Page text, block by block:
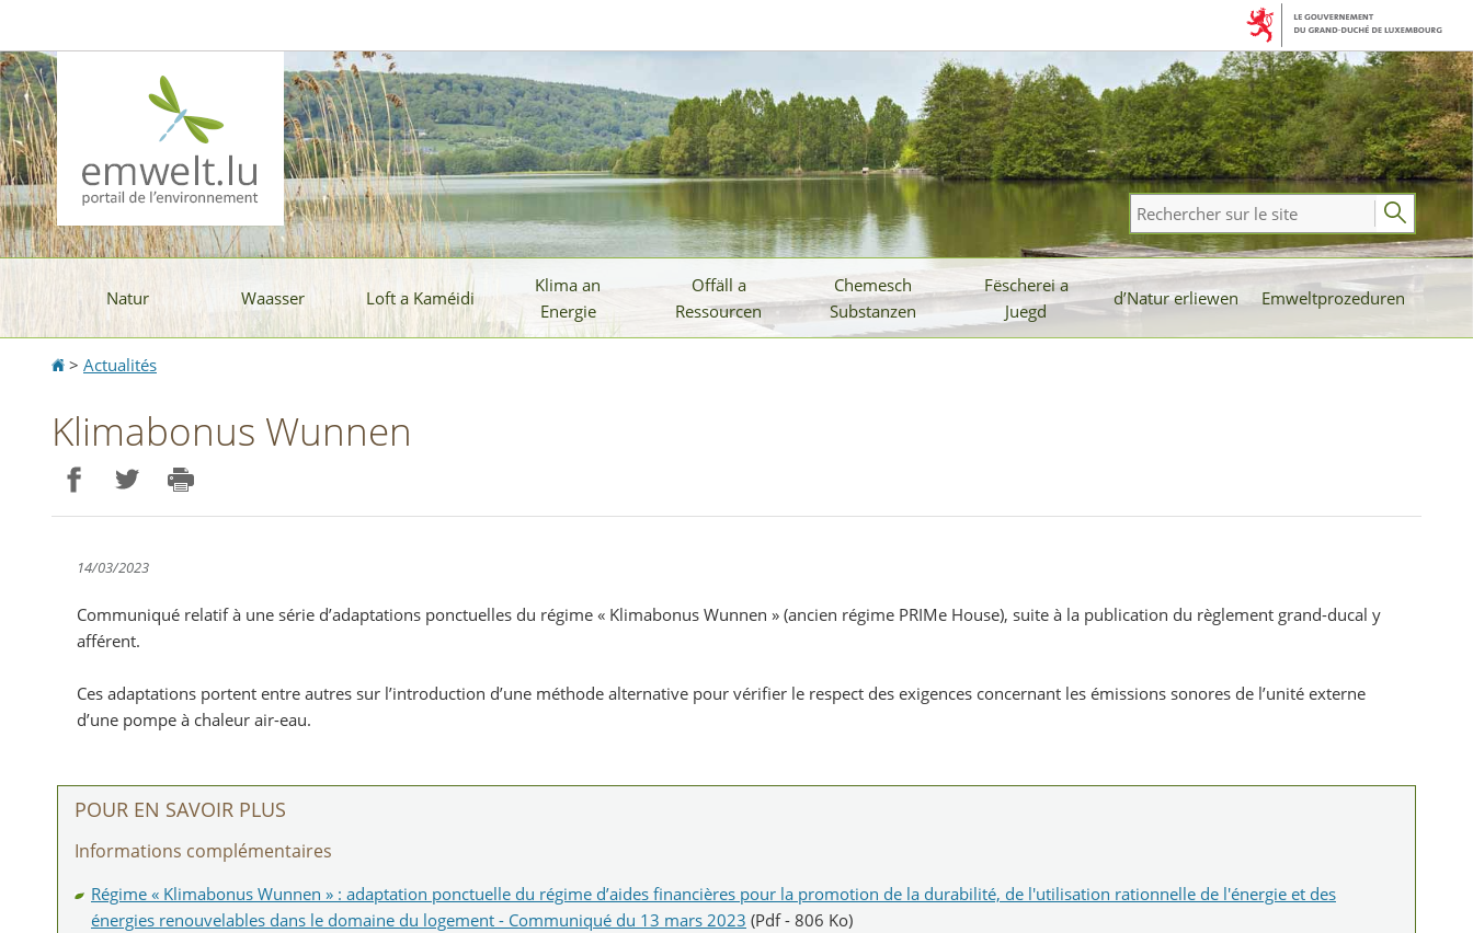
la
navigation
contenu
Natur Waasser Loft a Kaméidi
Klima an
Energie
Offäll a
Ressourcen
Chemesch
Substanzen
Fëscherei a
Juegd
d’Natur erliewen Emweltprozeduren
Rechercher
sur
le
site
Accueil
> Actualités
Klimabonus Wunnen
14/03/2023
Communiqué relatif à une série d’adaptations ponctuelles du régime « Klimabonus Wunnen » (ancien régime PRIMe House), suite à la publication du règlement grand-ducal y
afférent.
Ces adaptations portent entre autres sur l’introduction d’une méthode alternative pour vérifier le respect des exigences concernant les émissions sonores de l’unité externe
d’une pompe à chaleur air-eau.
POUR EN SAVOIR PLUS
Informations complémentaires
Régime « Klimabonus Wunnen » : adaptation ponctuelle du régime d’aides financières pour la promotion de la durabilité, de l'utilisation rationnelle de l'énergie et des
énergies renouvelables dans le domaine du logement - Communiqué du 13 mars 2023 (Pdf - 806 Ko)